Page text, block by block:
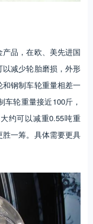
品，在欧、美先进国
减少轮胎磨损，外形
钢制车轮重量相差一
轮重量接近100斤，
约可以减重0.55吨重
一筹。具体需要更具